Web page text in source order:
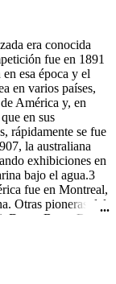
era conocida
fue en 1891
esa época y el
en varios países,
América y, en
en sus
rápidamente se fue
la australiana
exhibiciones en
bajo el agua.3
fue en Montreal,
Otras pioneras del
Dawn Bean, Billie
de las
en lagos y ríos.
primeras
Unidos.4 En